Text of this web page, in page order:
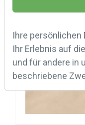
Ihre persönlichen
Ihr Erlebnis auf
und für andere in
beschriebene